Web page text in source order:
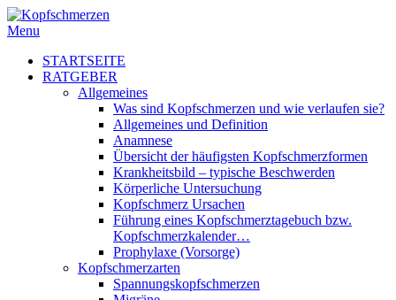
Menu
STARTSEITE
RATGEBER
Allgemeines
Was sind Kopfschmerzen und wie verlaufen sie?
Allgemeines und Definition
Anamnese
Übersicht der häufigsten Kopfschmerzformen
Krankheitsbild – typische Beschwerden
Körperliche Untersuchung
Kopfschmerz Ursachen
Führung eines Kopfschmerztagebuch bzw.
Kopfschmerzkalender…
Prophylaxe (Vorsorge)
Kopfschmerzarten
Spannungskopfschmerzen